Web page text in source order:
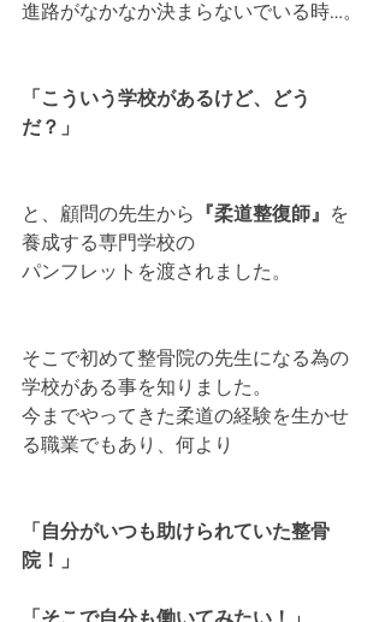
進路がなかなか決まらないでいる時…。
「こういう学校があるけど、どう
だ？」
と、顧問の先生から 『柔道整復師』
を
養成する専門学校の
パンフレットを渡されました。
そこで初めて整骨院の先生になる為の
学校がある事を知りました。
今までやってきた柔道の経験を生かせ
る職業でもあり、何より
「自分がいつも助けられていた整骨
院！」
「そこで自分も働いてみたい！」